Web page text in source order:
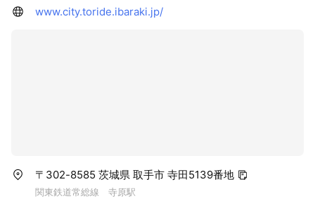
www.city.toride.ibaraki.jp/
〒302-8585 茨城県 取手市 寺田5139番地
関東鉄道常総線 寺原駅